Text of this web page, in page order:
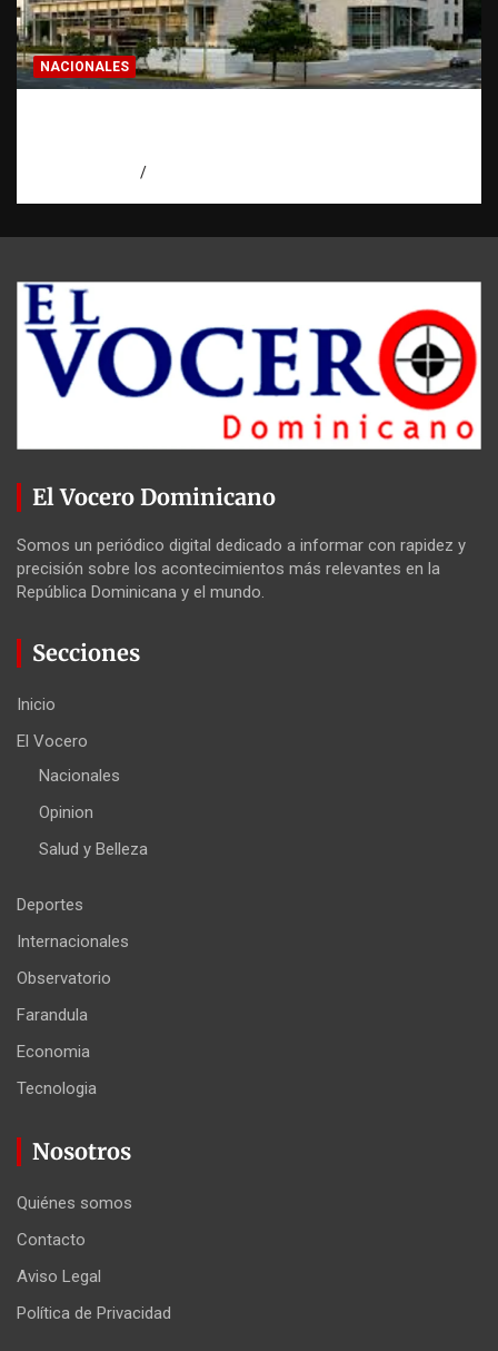
NACIONALES
El Vocero Dominicano
Somos un periódico digital dedicado a informar con rapidez y
precisión sobre los acontecimientos más relevantes en la
República Dominicana y el mundo.
Secciones
Inicio
El Vocero
Nacionales
Opinion
Salud y Belleza
Deportes
Internacionales
Observatorio
Farandula
Economia
Tecnologia
Nosotros
Quiénes somos
Contacto
Aviso Legal
Política de Privacidad